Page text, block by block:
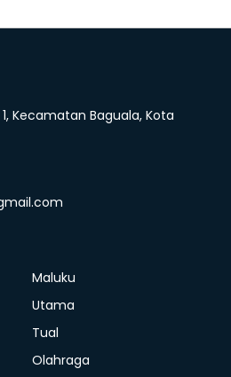
1, Kecamatan Baguala, Kota
Maluku
Utama
Tual
Olahraga